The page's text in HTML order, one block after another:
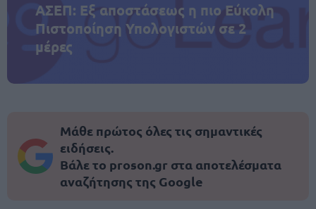
ΑΣΕΠ: Εξ αποστάσεως η πιο Εύκολη
Πιστοποίηση Υπολογιστών σε 2
μέρες
Μάθε πρώτος όλες τις σημαντικές
ειδήσεις.
Βάλε το proson.gr στα αποτελέσματα
αναζήτησης της Google